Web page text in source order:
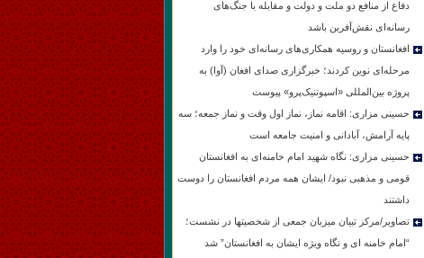
دفاع از منافع دو ملت و دولت و مقابله با جنگ‌های
رسانه‌ای نقش‌آفرین باشد
افغانستان و روسیه همکاری‌های رسانه‌ای خود را وارد
مرحله‌ای نوین کردند؛ خبرگزاری صدای افغان (آوا) به
پروژه بین‌المللی «اسپوتنیک‌پرو» پیوست
حسینی مزاری: اقامه نماز، نماز اول وقت و نماز جمعه؛ سه
پایه آرامش، آبادانی و امنیت جامعه است
حسینی مزاری: نگاه شهید امام خامنه‌ای به افغانستان
قومی و مذهبی نبود/ ایشان همه مردم افغانستان را دوست
داشتند
تصاویر/مرکز تبیان میزبان جمعی از شخصیتها در نشست؛
“امام خامنه ای و نگاه ویژه ایشان به افغانستان” شد